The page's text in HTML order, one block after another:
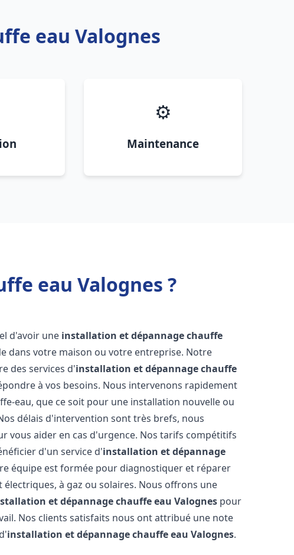
eau Valognes
⚙️
Maintenance
eau Valognes ?
d'avoir une installation et dépannage chauffe
dans votre maison ou votre entreprise. Notre
des services d'installation et dépannage chauffe
à vos besoins. Nous intervenons rapidement
eau, que ce soit pour une installation nouvelle ou
délais d'intervention sont très brefs, nous
vous aider en cas d'urgence. Nos tarifs compétitifs
d'un service d'installation et dépannage
équipe est formée pour diagnostiquer et réparer
à gaz ou solaires. Nous offrons une
et dépannage chauffe eau Valognes pour
Nos clients satisfaits nous ont attribué une note
installation et dépannage chauffe eau Valognes.